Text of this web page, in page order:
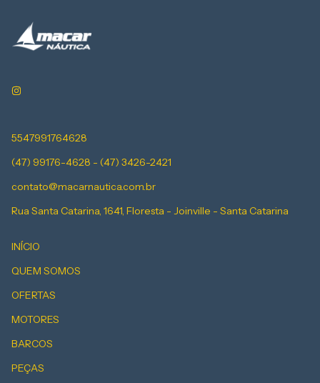
5547991764628
(47) 99176-4628 - (47) 3426-2421
contato@macarnautica.com.br
Rua Santa Catarina, 1641, Floresta - Joinville - Santa Catarina
INÍCIO
QUEM SOMOS
OFERTAS
MOTORES
BARCOS
PEÇAS